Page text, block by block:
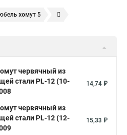
хомут 5
Хомут для прокладки трубы
32 Хомут 2 Хомут 40
червячный из
стали PL-12 (10-
14,74 ₽
червячный из
стали PL-12 (12-
15,33 ₽